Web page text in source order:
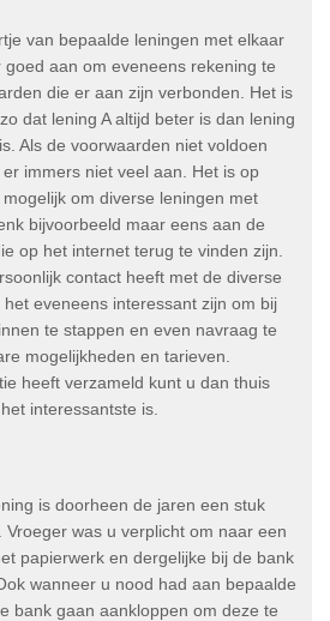
van bepaalde leningen met elkaar
aan om eveneens rekening te
die er aan zijn verbonden. Het is
dat lening A altijd beter is dan lening
Als de voorwaarden niet voldoen
immers niet veel aan. Het is op
om diverse leningen met
bijvoorbeeld maar eens aan de
op het internet terug te vinden zijn.
contact heeft met de diverse
eveneens interessant zijn om bij
te stappen en even navraag te
mogelijkheden en tarieven.
heeft verzameld kunt u dan thuis
interessantste is.
is doorheen de jaren een stuk
was u verplicht om naar een
papierwerk en dergelijke bij de bank
wanneer u nood had aan bepaalde
bank gaan aankloppen om deze te